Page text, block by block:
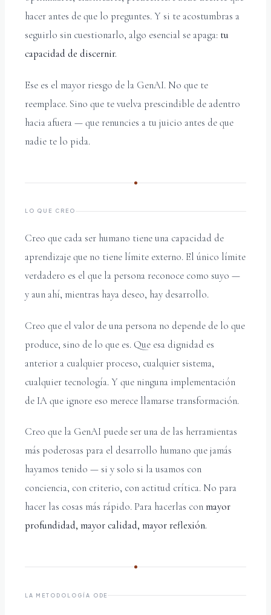
hacer antes de que lo preguntes. Y si te acostumbras a
seguirlo sin cuestionarlo, algo esencial se apaga: tu
capacidad de discernir.
Ese es el mayor riesgo de la GenAI. No que te
reemplace. Sino que te vuelva prescindible de adentro
hacia afuera — que renuncies a tu juicio antes de que
nadie te lo pida.
LO QUE CREO
Creo que cada ser humano tiene una capacidad de
aprendizaje que no tiene límite externo. El único límite
verdadero es el que la persona reconoce como suyo —
y aun ahí, mientras haya deseo, hay desarrollo.
Creo que el valor de una persona no depende de lo que
produce, sino de lo que es. Que esa dignidad es
anterior a cualquier proceso, cualquier sistema,
cualquier tecnología. Y que ninguna implementación
de IA que ignore eso merece llamarse transformación.
Creo que la GenAI puede ser una de las herramientas
más poderosas para el desarrollo humano que jamás
hayamos tenido — si y solo si la usamos con
conciencia, con criterio, con actitud crítica. No para
hacer las cosas más rápido. Para hacerlas conmayor
profundidad, mayor calidad, mayor reflexión.
LA METODOLOGÍA ODE